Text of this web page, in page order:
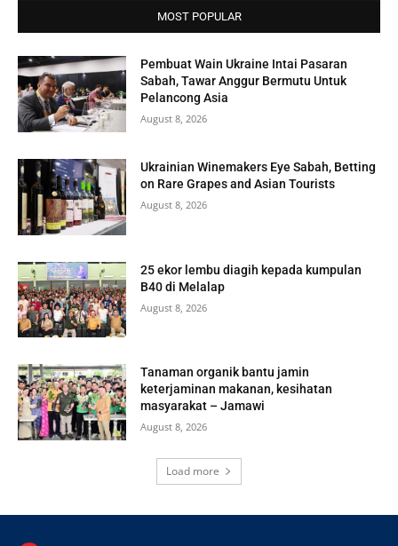
MOST POPULAR
Pembuat Wain Ukraine Intai Pasaran
Sabah, Tawar Anggur Bermutu Untuk
Pelancong Asia
August 8, 2026
Ukrainian Winemakers Eye Sabah, Betting
on Rare Grapes and Asian Tourists
August 8, 2026
25 ekor lembu diagih kepada kumpulan
B40 di Melalap
August 8, 2026
Tanaman organik bantu jamin
keterjaminan makanan, kesihatan
masyarakat – Jamawi
August 8, 2026
Load more